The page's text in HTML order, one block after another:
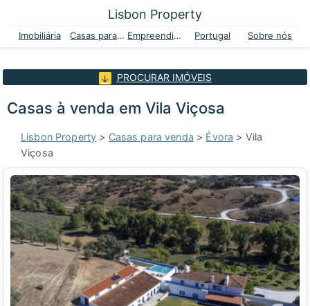
Lisbon Property
Imobiliária Casas para venda Empreendimentos Portugal Sobre nós
PROCURAR IMÓVEIS
Casas à venda em Vila Viçosa
Lisbon Property > Casas para venda > Évora > Vila
Viçosa